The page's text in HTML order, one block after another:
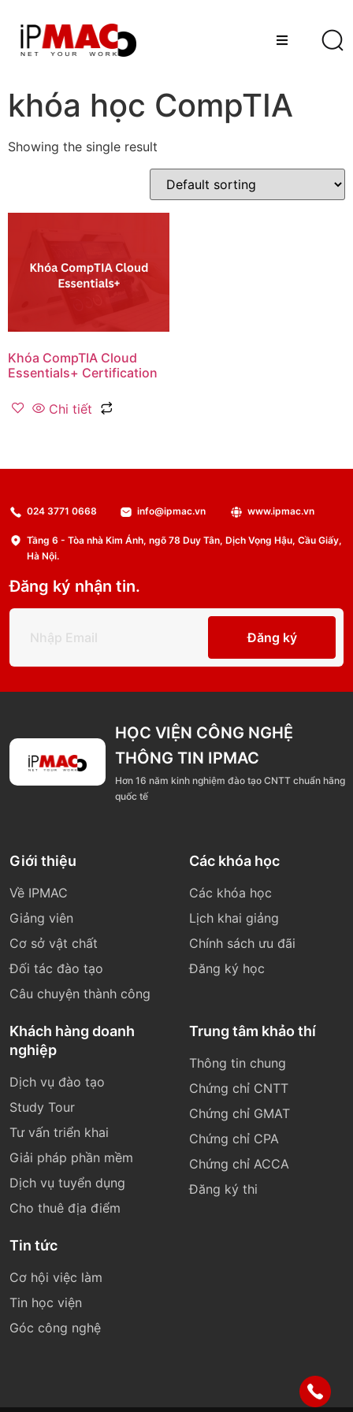
khóa học CompTIA
Showing the single result
Khóa CompTIA Cloud
Essentials+ Certification
Chi tiết
024 3771 0668 info@ipmac.vn www.ipmac.vn
Tầng 6 - Tòa nhà Kim Ánh, ngõ 78 Duy Tân, Dịch Vọng Hậu, Cầu Giấy,
Hà Nội.
Đăng ký nhận tin.
Đăng ký
HỌC VIỆN CÔNG NGHỆ
THÔNG TIN IPMAC
Hơn 16 năm kinh nghiệm đào tạo CNTT chuẩn hãng
quốc tế
Giới thiệu
Về IPMAC
Giảng viên
Cơ sở vật chất
Đối tác đào tạo
Câu chuyện thành công
Các khóa học
Các khóa học
Lịch khai giảng
Chính sách ưu đãi
Đăng ký học
Khách hàng doanh
nghiệp
Dịch vụ đào tạo
Study Tour
Tư vấn triển khai
Giải pháp phần mềm
Dịch vụ tuyển dụng
Cho thuê địa điểm
Trung tâm khảo thí
Thông tin chung
Chứng chỉ CNTT
Chứng chỉ GMAT
Chứng chỉ CPA
Chứng chỉ ACCA
Đăng ký thi
Tin tức
Cơ hội việc làm
Tin học viện
Góc công nghệ